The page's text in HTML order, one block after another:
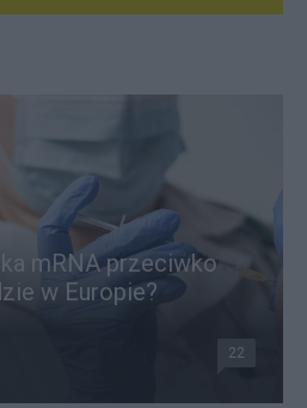
mRNA przeciwko
w Europie?
22